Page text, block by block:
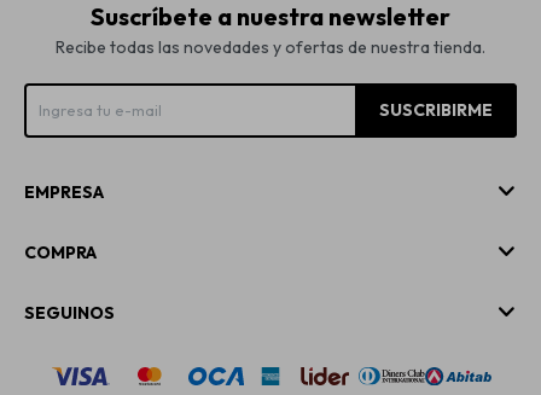
Suscríbete a nuestra newsletter
Recibe todas las novedades y ofertas de nuestra tienda.
SUSCRIBIRME
EMPRESA
COMPRA
SEGUINOS